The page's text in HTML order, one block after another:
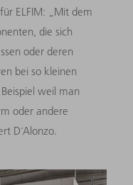
ELFIM: „Mit dem
die sich
oder deren
bei so kleinen
weil man
oder andere
D´Alonzo.